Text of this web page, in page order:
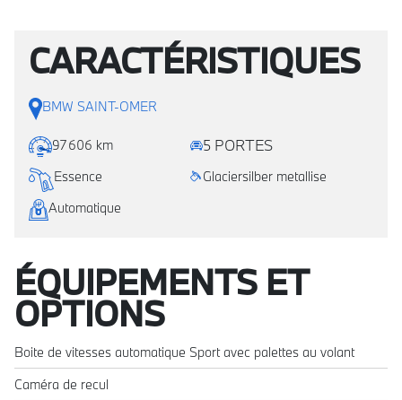
CARACTÉRISTIQUES
BMW SAINT-OMER
97 606 km 5 PORTES
Essence
Glaciersilber metallise
Automatique
ÉQUIPEMENTS ET
OPTIONS
Boite de vitesses automatique Sport avec palettes au volant
Caméra de recul